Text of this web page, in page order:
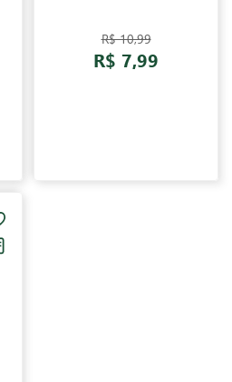
R$ 10,99
R$ 7,99